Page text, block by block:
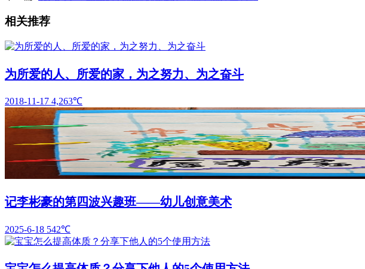
相关推荐
为所爱的人、所爱的家，为之努力、为之奋斗
2018-11-17 4,263℃
记李彬豪的第四波兴趣班——幼儿创意美术
2025-6-18 542℃